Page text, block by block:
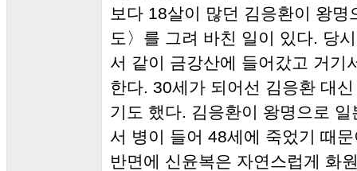
보다 18살이 많던 김응환이 왕
도〉를 그려 바친 일이 있다. 당
서 같이 금강산에 들어갔고 거기
한다. 30세가 되어선 김응환 대
기도 했다. 김응환이 왕명으로
서 병이 들어 48세에 죽었기 때
반면에 신윤복은 자연스럽게 화